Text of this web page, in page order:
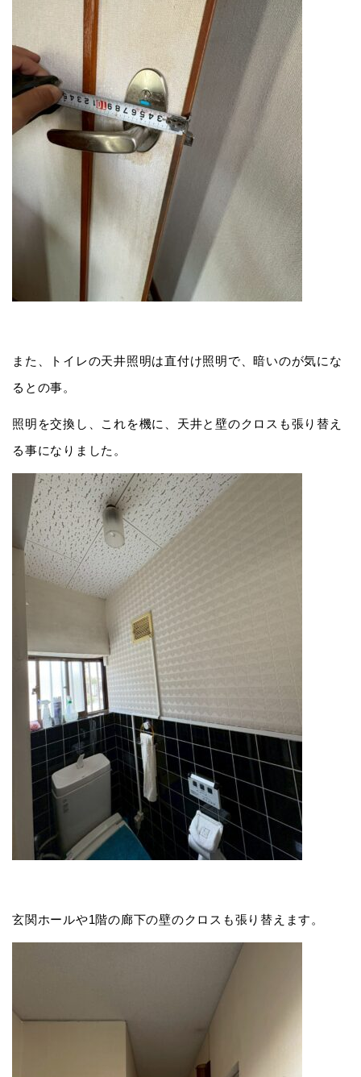
また、トイレの天井照明は直付け照明で、暗いのが気にな
るとの事。
照明を交換し、これを機に、天井と壁のクロスも張り替え
る事になりました。
玄関ホールや1階の廊下の壁のクロスも張り替えます。